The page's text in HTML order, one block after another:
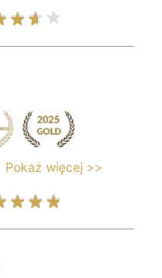
Pokaż więcej >>